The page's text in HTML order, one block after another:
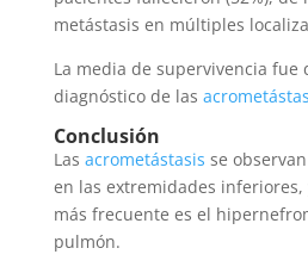
metástasis en múltiples
La media de supervivencia fue
diagnóstico de las
Conclusión
Las acrometástasis se
en las extremidades
más frecuente es el
pulmón.